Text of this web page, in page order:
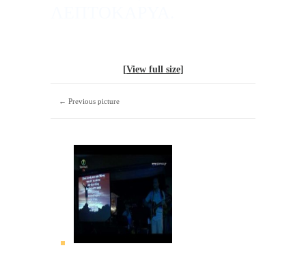
[View full size]
← Previous picture